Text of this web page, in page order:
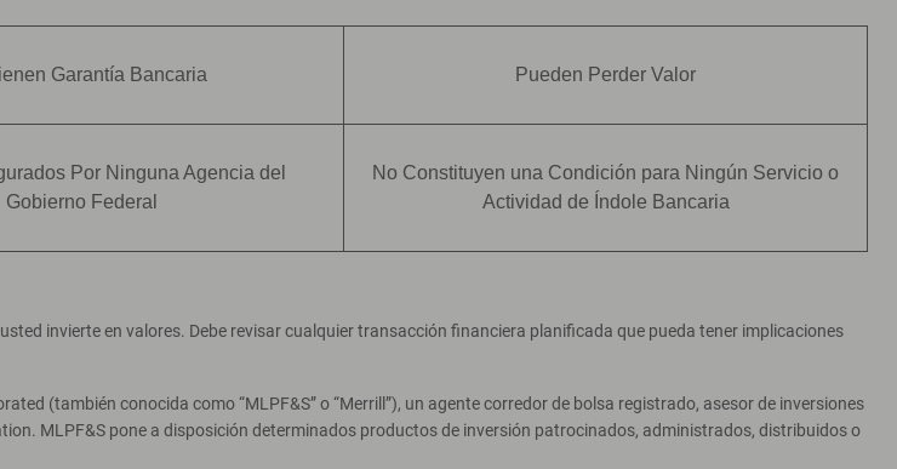
Garantía Bancaria Pueden Perder Valor
Por Ninguna Agencia del
Gobierno Federal
No Constituyen una Condición para Ningún Servicio o
Actividad de Índole Bancaria
invierte en valores. Debe revisar cualquier transacción financiera planificada que pueda tener implicaciones
(también conocida como “MLPF&S” o “Merrill”), un agente corredor de bolsa registrado, asesor de inversiones
MLPF&S pone a disposición determinados productos de inversión patrocinados, administrados, distribuidos o